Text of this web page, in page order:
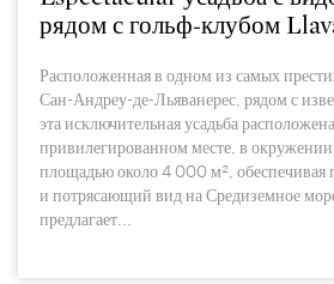
рядом с гольф-клубом
Расположенная в одном из самых
Сан-Андреу-де-Льяванерес, рядом с
эта исключительная усадьба
привилегированном месте, в окружении
площадью около 4 000 м², обеспечивая
и потрясающий вид на Средиземное
предлагает...